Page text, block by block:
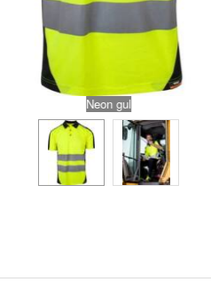
Neon gul